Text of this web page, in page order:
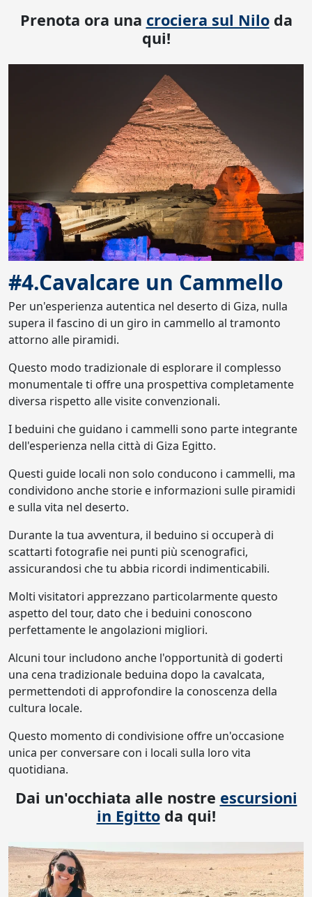
Prenota ora una crociera sul Niloda
qui!
#4.Cavalcare un Cammello
Per un'esperienza autentica nel deserto di Giza, nulla
supera il fascino di un giro in cammello al tramonto
attorno alle piramidi.
Questo modo tradizionale di esplorare il complesso
monumentale ti offre una prospettiva completamente
diversa rispetto alle visite convenzionali.
I beduini che guidano i cammelli sono parte integrante
dell'esperienza nella città di Giza Egitto.
Questi guide locali non solo conducono i cammelli, ma
condividono anche storie e informazioni sulle piramidi
e sulla vita nel deserto.
Durante la tua avventura, il beduino si occuperà di
scattarti fotografie nei punti più scenografici,
assicurandosi che tu abbia ricordi indimenticabili.
Molti visitatori apprezzano particolarmente questo
aspetto del tour, dato che i beduini conoscono
perfettamente le angolazioni migliori.
Alcuni tour includono anche l'opportunità di goderti
una cena tradizionale beduina dopo la cavalcata,
permettendoti di approfondire la conoscenza della
cultura locale.
Questo momento di condivisione offre un'occasione
unica per conversare con i locali sulla loro vita
quotidiana.
Dai un'occhiata alle nostre escursioni
in Egittoda qui!